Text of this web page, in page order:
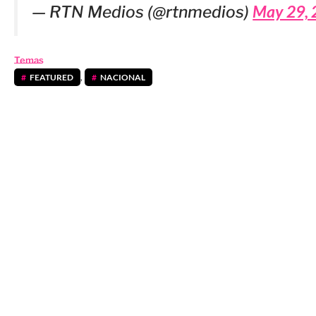
— RTN Medios (@rtnmedios)May 29,
Temas
FEATURED , NACIONAL